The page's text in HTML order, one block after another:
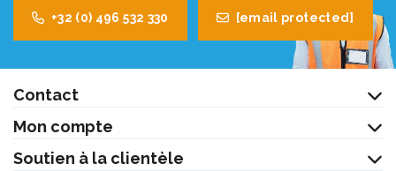
+32 (0) 496 532 330 [email protected]
Contact
Mon compte
Soutien à la clientèle